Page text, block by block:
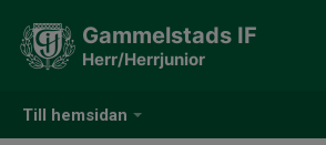
Till hemsidan
Gammelstads IF
Herr/Herrjunior